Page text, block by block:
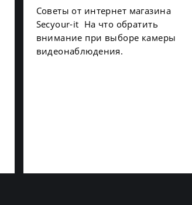
Советы от интернет магазина
Secyour-it На что обратить
внимание при выборе камеры
видеонаблюдения.